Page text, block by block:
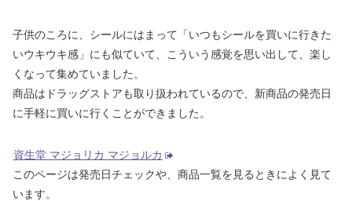
子供のころに、シールにはまって「いつもシールを買いに行きた
いウキウキ感」にも似ていて、こういう感覚を思い出して、楽し
くなって集めていました。
商品はドラッグストアも取り扱われているので、新商品の発売日
に手軽に買いに行くことができました。
資生堂 マジョリカ マジョルカ
このページは発売日チェックや、商品一覧を見るときによく見て
います。